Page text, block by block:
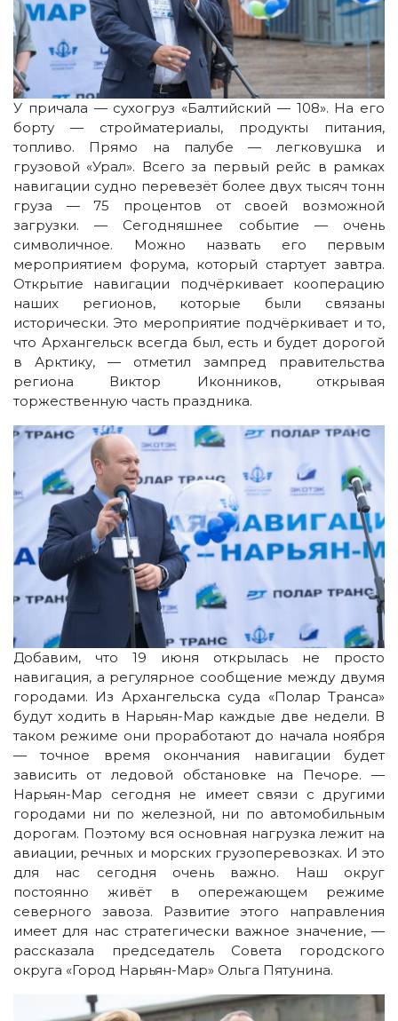
У причала — сухогруз «Балтийский — 108». На его
борту — стройматериалы, продукты питания,
топливо. Прямо на палубе — легковушка и
грузовой «Урал». Всего за первый рейс в рамках
навигации судно перевезёт более двух тысяч тонн
груза — 75 процентов от своей возможной
загрузки. — Сегодняшнее событие — очень
символичное. Можно назвать его первым
мероприятием форума, который стартует завтра.
Открытие навигации подчёркивает кооперацию
наших регионов, которые были связаны
исторически. Это мероприятие подчёркивает и то,
что Архангельск всегда был, есть и будет дорогой
в Арктику, — отметил зампред правительства
региона Виктор Иконников, открывая
торжественную часть праздника.
Добавим, что 19 июня открылась не просто
навигация, а регулярное сообщение между двумя
городами. Из Архангельска суда «Полар Транса»
будут ходить в Нарьян-Мар каждые две недели. В
таком режиме они проработают до начала ноября
— точное время окончания навигации будет
зависить от ледовой обстановке на Печоре. —
Нарьян-Мар сегодня не имеет связи с другими
городами ни по железной, ни по автомобильным
дорогам. Поэтому вся основная нагрузка лежит на
авиации, речных и морских грузоперевозках. И это
для нас сегодня очень важно. Наш округ
постоянно живёт в опережающем режиме
северного завоза. Развитие этого направления
имеет для нас стратегически важное значение, —
рассказала председатель Совета городского
округа «Город Нарьян-Мар» Ольга Пятунина.